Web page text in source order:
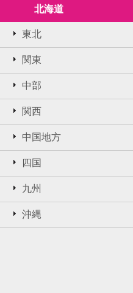
北海道
東北
関東
中部
関西
中国地方
四国
九州
沖縄